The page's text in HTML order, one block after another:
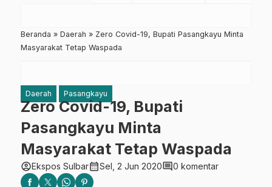
Beranda » Daerah » Zero Covid-19, Bupati Pasangkayu Minta
Masyarakat Tetap Waspada
Daerah Pasangkayu
Zero Covid-19, Bupati
Pasangkayu Minta
Masyarakat Tetap Waspada
account_circleEkspos Sulbarcalendar_monthSel, 2 Jun 2020comment0 komentar